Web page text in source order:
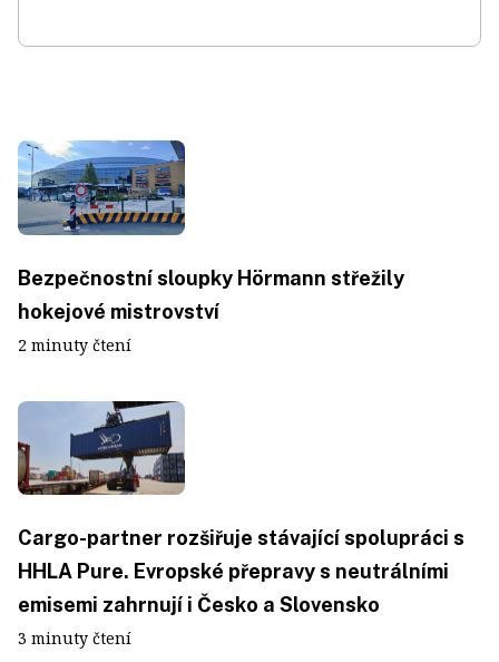
Bezpečnostní sloupky Hörmann střežily
hokejové mistrovství
2 minuty čtení
Cargo-partner rozšiřuje stávající spolupráci s
HHLA Pure. Evropské přepravy s neutrálními
emisemi zahrnují i Česko a Slovensko
3 minuty čtení